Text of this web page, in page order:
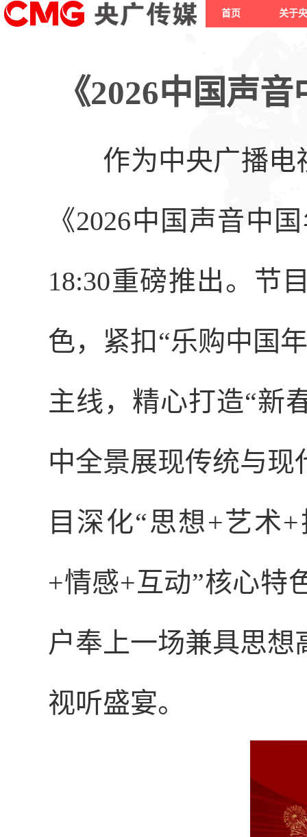
首页 关于
《2026中国声
作为中央广播电
《2026中国声音中
18:30重磅推出。节
色，紧扣“乐购中国
主线，精心打造“新
中全景展现传统与
目深化“思想+艺术
+情感+互动”核心特
户奉上一场兼具思
视听盛宴。